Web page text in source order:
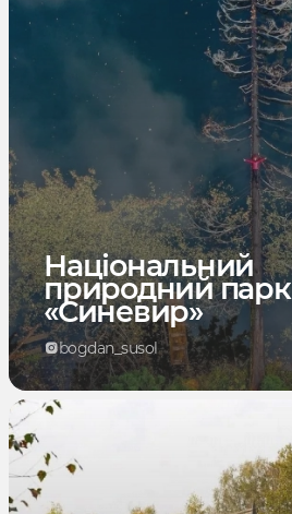
Національний
природний парк
«Синевир»
bogdan_susol